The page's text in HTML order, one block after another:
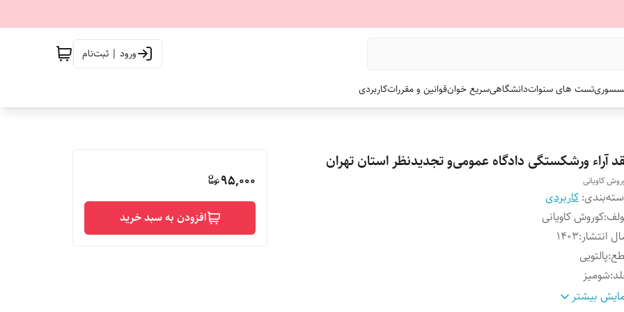
ورود | ثبت‌نام
تست های سنواتدانشگاهیسریع خوانقوانین و مقرراتکاربردی
آراء ورشکستگی دادگاه عمومی‌و تجدیدنظر استان تهران
کاویانی
: کاربردی
:کوروش کاویانی
انتشار:۱۴۰۳
:پالتویی
:شومیز
صفحات :۹۶ بیشتر
95,000
افزودن به سبد خرید